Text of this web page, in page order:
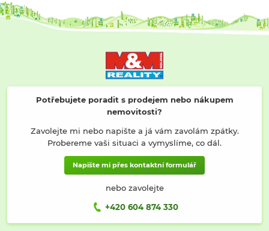
Potřebujete poradit s prodejem nebo nákupem
nemovitosti?
Zavolejte mi nebo napište a já vám zavolám zpátky.
Probereme vaši situaci a vymyslíme, co dál.
Napište mi přes kontaktní formulář
nebo zavolejte
+420 604 874 330